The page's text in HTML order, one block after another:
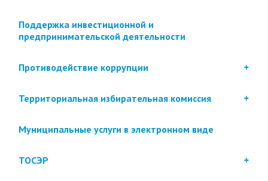
Поддержка инвестиционной и
предпринимательской деятельности
Противодействие коррупции
Территориальная избирательная комиссия
Муниципальные услуги в электронном виде
ТОСЭР